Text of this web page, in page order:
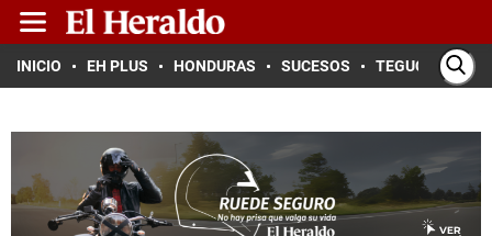
INICIO EH PLUS HONDURAS SUCESOS TEGUCIGALPA